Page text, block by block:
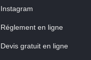
Instagram
Réglement en ligne
Devis gratuit en ligne